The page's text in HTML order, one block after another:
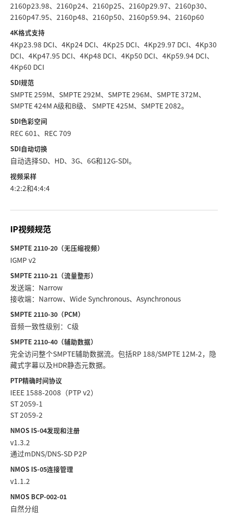
2160p23.98、2160p24、2160p25、2160p29.97、2160p30、
2160p47.95、2160p48、2160p50、2160p59.94、2160p60
4K格式支持
4Kp23.98 DCI、4Kp24 DCI、4Kp25 DCI、4Kp29.97 DCI、4Kp30
DCI、4Kp47.95 DCI、4Kp48 DCI、4Kp50 DCI、4Kp59.94 DCI、
4Kp60 DCI
SDI规范
SMPTE 259M、SMPTE 292M、SMPTE 296M、SMPTE 372M、
SMPTE 424M A级和B级、 SMPTE 425M、SMPTE 2082。
SDI色彩空间
REC 601、REC 709
SDI自动切换
自动选择SD、HD、3G、6G和12G-SDI。
视频采样
4:2:2和4:4:4
IP视频规范
SMPTE 2110-20（无压缩视频）
IGMP v2
SMPTE 2110-21（流量整形）
发送端：Narrow
接收端：Narrow、Wide Synchronous、Asynchronous
SMPTE 2110-30（PCM）
音频一致性级别：C级
SMPTE 2110-40（辅助数据）
完全访问整个SMPTE辅助数据流。包括RP 188/SMPTE 12M-2，隐
藏式字幕以及HDR静态元数据。
PTP精确时间协议
IEEE 1588-2008（PTP v2）
ST 2059-1
ST 2059-2
NMOS IS-04发现和注册
v1.3.2
通过mDNS/DNS-SD P2P
NMOS IS-05连接管理
v1.1.2
NMOS BCP-002-01
自然分组